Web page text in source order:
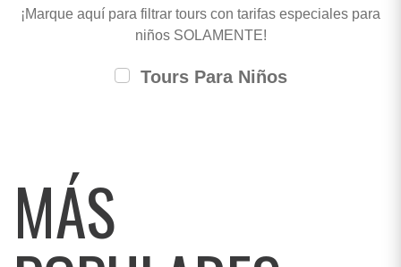
¡Marque aquí para filtrar tours con tarifas especiales para
niños SOLAMENTE!
Tours Para Niños
MÁS